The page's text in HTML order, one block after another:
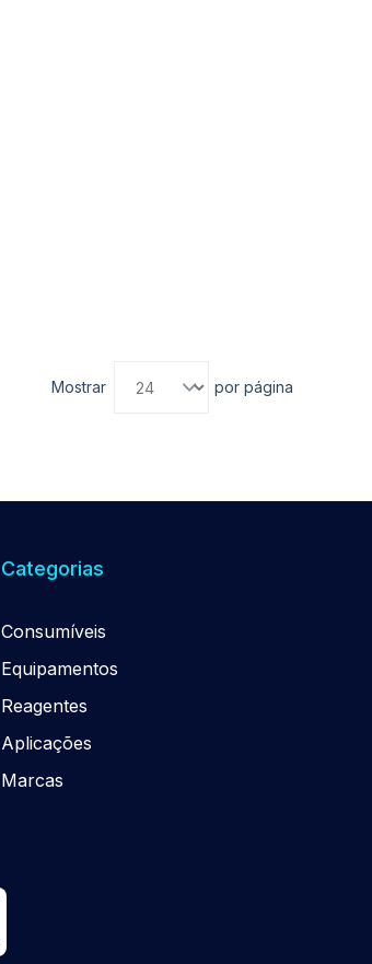
Mostrar por página
Categorias
Consumíveis
Equipamentos
Reagentes
Aplicações
Marcas